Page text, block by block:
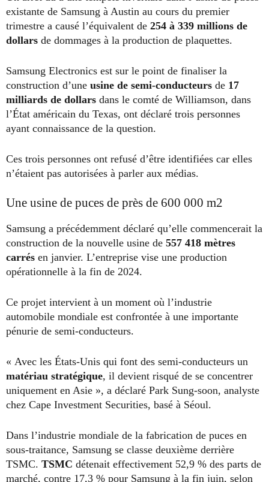
existante de Samsung à Austin au cours du premier
trimestre a causé l’équivalent de 254 à 339 millions de
dollars de dommages à la production de plaquettes.
Samsung Electronics est sur le point de finaliser la
construction d’une usine de semi-conducteurs de 17
milliards de dollars dans le comté de Williamson, dans
l’État américain du Texas, ont déclaré trois personnes
ayant connaissance de la question.
Ces trois personnes ont refusé d’être identifiées car elles
n’étaient pas autorisées à parler aux médias.
Une usine de puces de près de 600 000 m2
Samsung a précédemment déclaré qu’elle commencerait la
construction de la nouvelle usine de 557 418 mètres
carrés en janvier. L’entreprise vise une production
opérationnelle à la fin de 2024.
Ce projet intervient à un moment où l’industrie
automobile mondiale est confrontée à une importante
pénurie de semi-conducteurs.
« Avec les États-Unis qui font des semi-conducteurs un
matériau stratégique, il devient risqué de se concentrer
uniquement en Asie », a déclaré Park Sung-soon, analyste
chez Cape Investment Securities, basé à Séoul.
Dans l’industrie mondiale de la fabrication de puces en
sous-traitance, Samsung se classe deuxième derrière
TSMC. TSMC détenait effectivement 52,9 % des parts de
marché, contre 17,3 % pour Samsung à la fin juin, selon